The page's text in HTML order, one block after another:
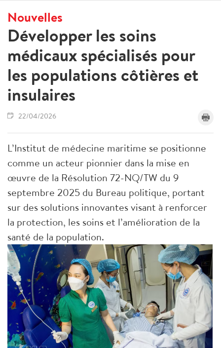
Nouvelles
Développer les soins
médicaux spécialisés pour
les populations côtières et
insulaires
22/04/2026
L’Institut de médecine maritime se positionne
comme un acteur pionnier dans la mise en
œuvre de la Résolution 72-NQ/TW du 9
septembre 2025 du Bureau politique, portant
sur des solutions innovantes visant à renforcer
la protection, les soins et l’amélioration de la
santé de la population.